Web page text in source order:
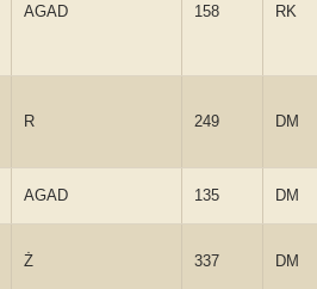
AGAD 158 RK
R 249 DM
AGAD 135 DM
Ż 337 DM